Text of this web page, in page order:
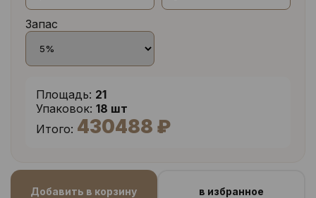
Запас
Площадь: 21
Упаковок: 18 шт
Итого: 430488 ₽
Добавить в корзину в избранное